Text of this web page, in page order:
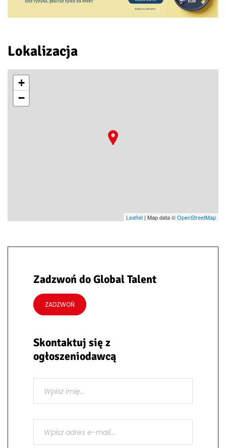
Lokalizacja
+
−
Leaflet | Map data ©OpenStreetMap
Zadzwoń do Global Talent
ZADZWOŃ
Skontaktuj się z
ogłoszeniodawcą